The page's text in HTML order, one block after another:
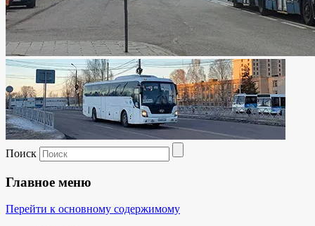
Поиск
Главное меню
Перейти к основному содержимому